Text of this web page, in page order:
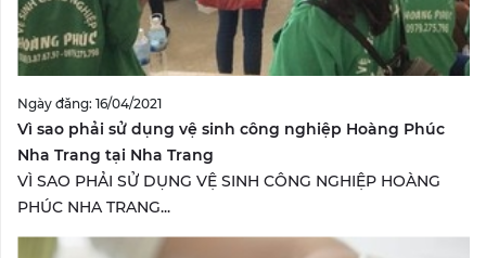
Ngày đăng: 16/04/2021
Vì sao phải sử dụng vệ sinh công nghiệp Hoàng Phúc
Nha Trang tại Nha Trang
VÌ SAO PHẢI SỬ DỤNG VỆ SINH CÔNG NGHIỆP HOÀNG
PHÚC NHA TRANG...